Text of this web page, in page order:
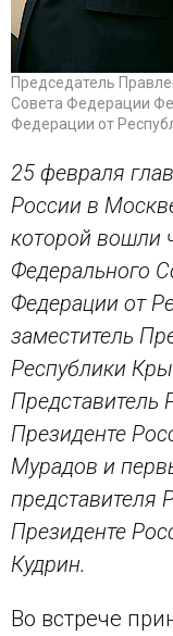
Председатель
Совета Федерации
Федерации от
25 февраля
России в
которой вошли
Федерального
Федерации от
заместитель
Республики
Представитель
Президенте
Мурадов и
представителя
Президенте
Кудрин.
Во встрече